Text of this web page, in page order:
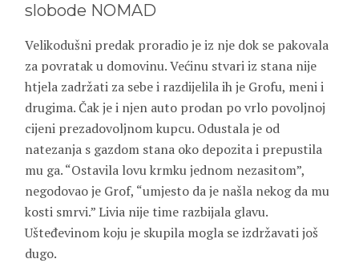
slobode NOMAD
Velikodušni predak proradio je iz nje dok se pakovala
za povratak u domovinu. Većinu stvari iz stana nije
htjela zadržati za sebe i razdijelila ih je Grofu, meni i
drugima. Čak je i njen auto prodan po vrlo povoljnoj
cijeni prezadovoljnom kupcu. Odustala je od
natezanja s gazdom stana oko depozita i prepustila
mu ga. “Ostavila lovu krmku jednom nezasitom”,
negodovao je Grof, “umjesto da je našla nekog da mu
kosti smrvi.” Livia nije time razbijala glavu.
Ušteđevinom koju je skupila mogla se izdržavati još
dugo.